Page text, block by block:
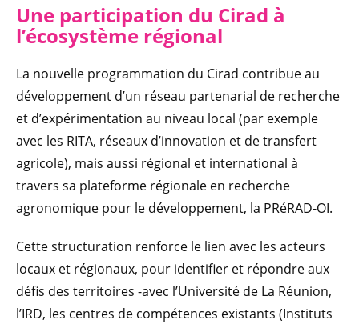
Une participation du Cirad à
l’écosystème régional
La nouvelle programmation du Cirad contribue au
développement d’un réseau partenarial de recherche
et d’expérimentation au niveau local (par exemple
avec les RITA, réseaux d’innovation et de transfert
agricole), mais aussi régional et international à
travers sa plateforme régionale en recherche
agronomique pour le développement, la PRéRAD-OI.
Cette structuration renforce le lien avec les acteurs
locaux et régionaux, pour identifier et répondre aux
défis des territoires -avec l’Université de La Réunion,
l’IRD, les centres de compétences existants (Instituts